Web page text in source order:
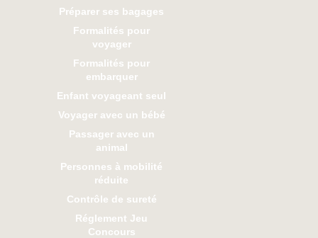
Préparer ses bagages
Formalités pour
voyager
Formalités pour
embarquer
Enfant voyageant seul
Voyager avec un bébé
Passager avec un
animal
Personnes à mobilité
réduite
Contrôle de sureté
Réglement Jeu
Concours